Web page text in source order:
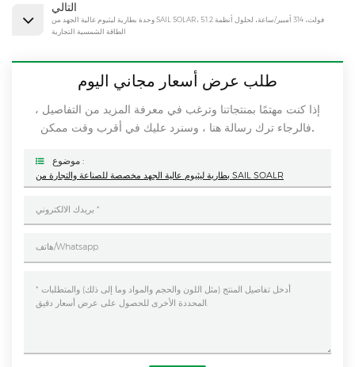
التالي
وحدة بطارية ليثيوم عالية الجهد من SAIL SOLAR، 51.2 فولت، 314 أمبير/ساعة، لحلول أنظمة
الطاقة الشمسية التجارية
طلب عرض أسعار مجاني اليوم
إذا كنت مهتمًا بمنتجاتنا وترغب في معرفة المزيد من التفاصيل ،
فالرجاء ترك رسالة هنا ، وسنرد عليك في أقرب وقت ممكن.
موضوع :
بطارية ليثيوم عالية الجهد مخصصة للصناعة والتجارة من SAIL SOALR